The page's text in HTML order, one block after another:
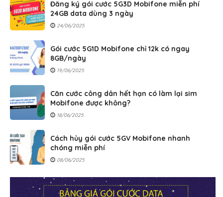
Đăng ký gói cước 5G3D Mobifone miễn phí
24GB data dùng 3 ngày
24/06/2025
Gói cước 5G1D Mobifone chỉ 12k có ngay
8GB/ngày
19/06/2025
Căn cước công dân hết hạn có làm lại sim
Mobifone được không?
18/06/2025
Cách hủy gói cước 5GV Mobifone nhanh
chóng miễn phí
08/06/2025